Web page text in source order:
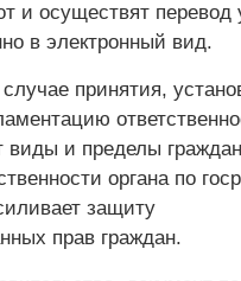
и осуществят перевод
в электронный вид.
случае принятия,
виды и пределы
органа по
защиту
прав граждан.